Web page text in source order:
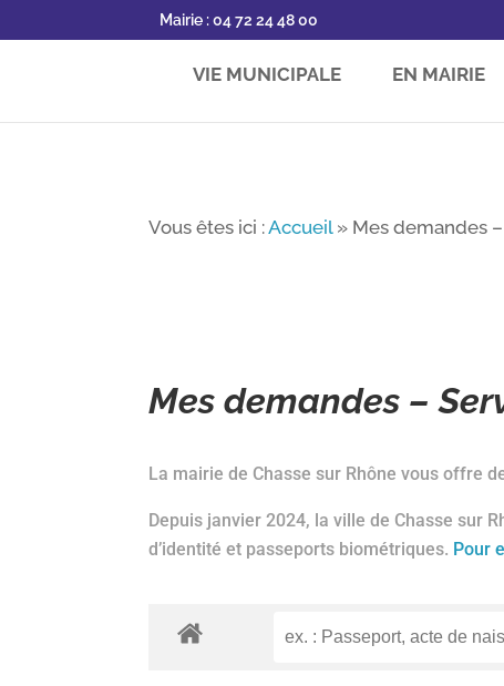
Mairie : 04 72 24 48 00
VIE MUNICIPALE EN MAIRIE
Vous êtes ici :Accueil» Mes demandes
Mes demandes –
La mairie de Chasse sur Rhône vous offre
Depuis janvier 2024, la ville de Chasse sur
d’identité et passeports biométriques. Pour